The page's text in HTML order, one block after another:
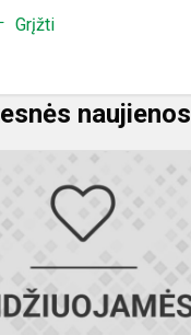
Grįžti
naujienos